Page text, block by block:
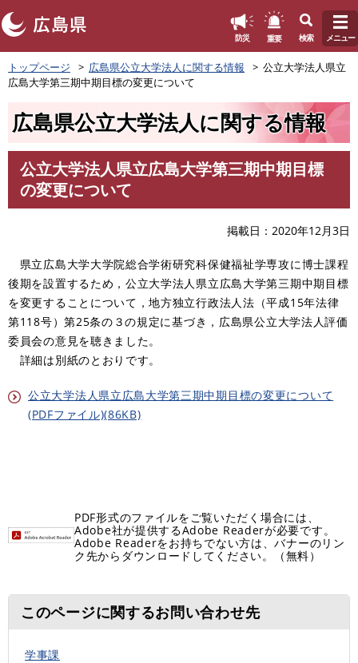
ペ
ー
ジ
防災 重要 検索 メニュー
トップページ 広島県公立大学法人に関する情報
公立大学法人県立
広島大学第三期中期目標の変更について
広島県公立大学法人に関する情報
公立大学法人県立広島大学第三期中期目標
の変更について
掲載日 2020年12月3日
県立広島大学大学院総合学術研究科保健福祉学専攻に博士課程
後期を設置するため，公立大学法人県立広島大学第三期中期目標
を変更することについて，地方独立行政法人法（平成15年法律
第118号）第25条の３の規定に基づき，広島県公立大学法人評価
委員会の意見を聴きました。
詳細は別紙のとおりです。
公立大学法人県立広島大学第三期中期目標の変更について
(PDFファイル)(86KB)
PDF形式のファイルをご覧いただく場合には、
Adobe社が提供するAdobe Readerが必要です。
Adobe Readerをお持ちでない方は、バナーのリン
ク先からダウンロードしてください。（無料）
このページに関するお問い合わせ先
学事課